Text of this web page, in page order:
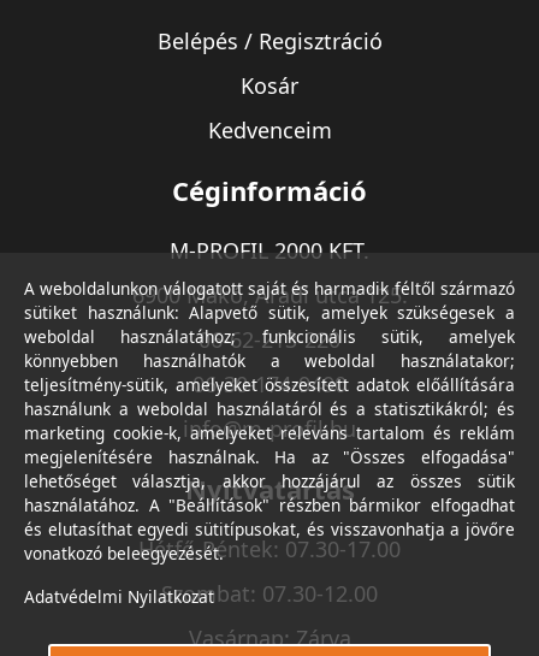
Belépés / Regisztráció
Kosár
Kedvenceim
Céginformáció
M-PROFIL 2000 KFT.
6900 Makó, Aradi utca 125.
06-62-213-220
06-30-174-9490
info@m-profil.hu
Nyitvatartás
Hétfő-Péntek: 07.30-17.00
Szombat: 07.30-12.00
Vasárnap: Zárva
A weboldalunkon válogatott saját és harmadik féltől származó
sütiket használunk: Alapvető sütik, amelyek szükségesek a
weboldal használatához; funkcionális sütik, amelyek
könnyebben használhatók a weboldal használatakor;
teljesítmény-sütik, amelyeket összesített adatok előállítására
használunk a weboldal használatáról és a statisztikákról; és
marketing cookie-k, amelyeket releváns tartalom és reklám
megjelenítésére használnak. Ha az "Összes elfogadása"
lehetőséget választja, akkor hozzájárul az összes sütik
használatához. A "Beállítások" részben bármikor elfogadhat
és elutasíthat egyedi sütitípusokat, és visszavonhatja a jövőre
vonatkozó beleegyezését.
Adatvédelmi Nyilatkozat